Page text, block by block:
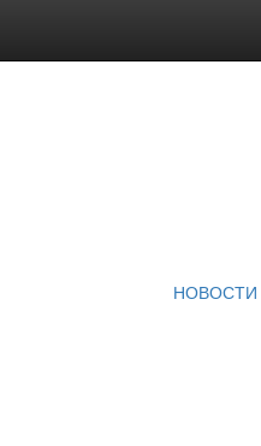
НОВОСТИ